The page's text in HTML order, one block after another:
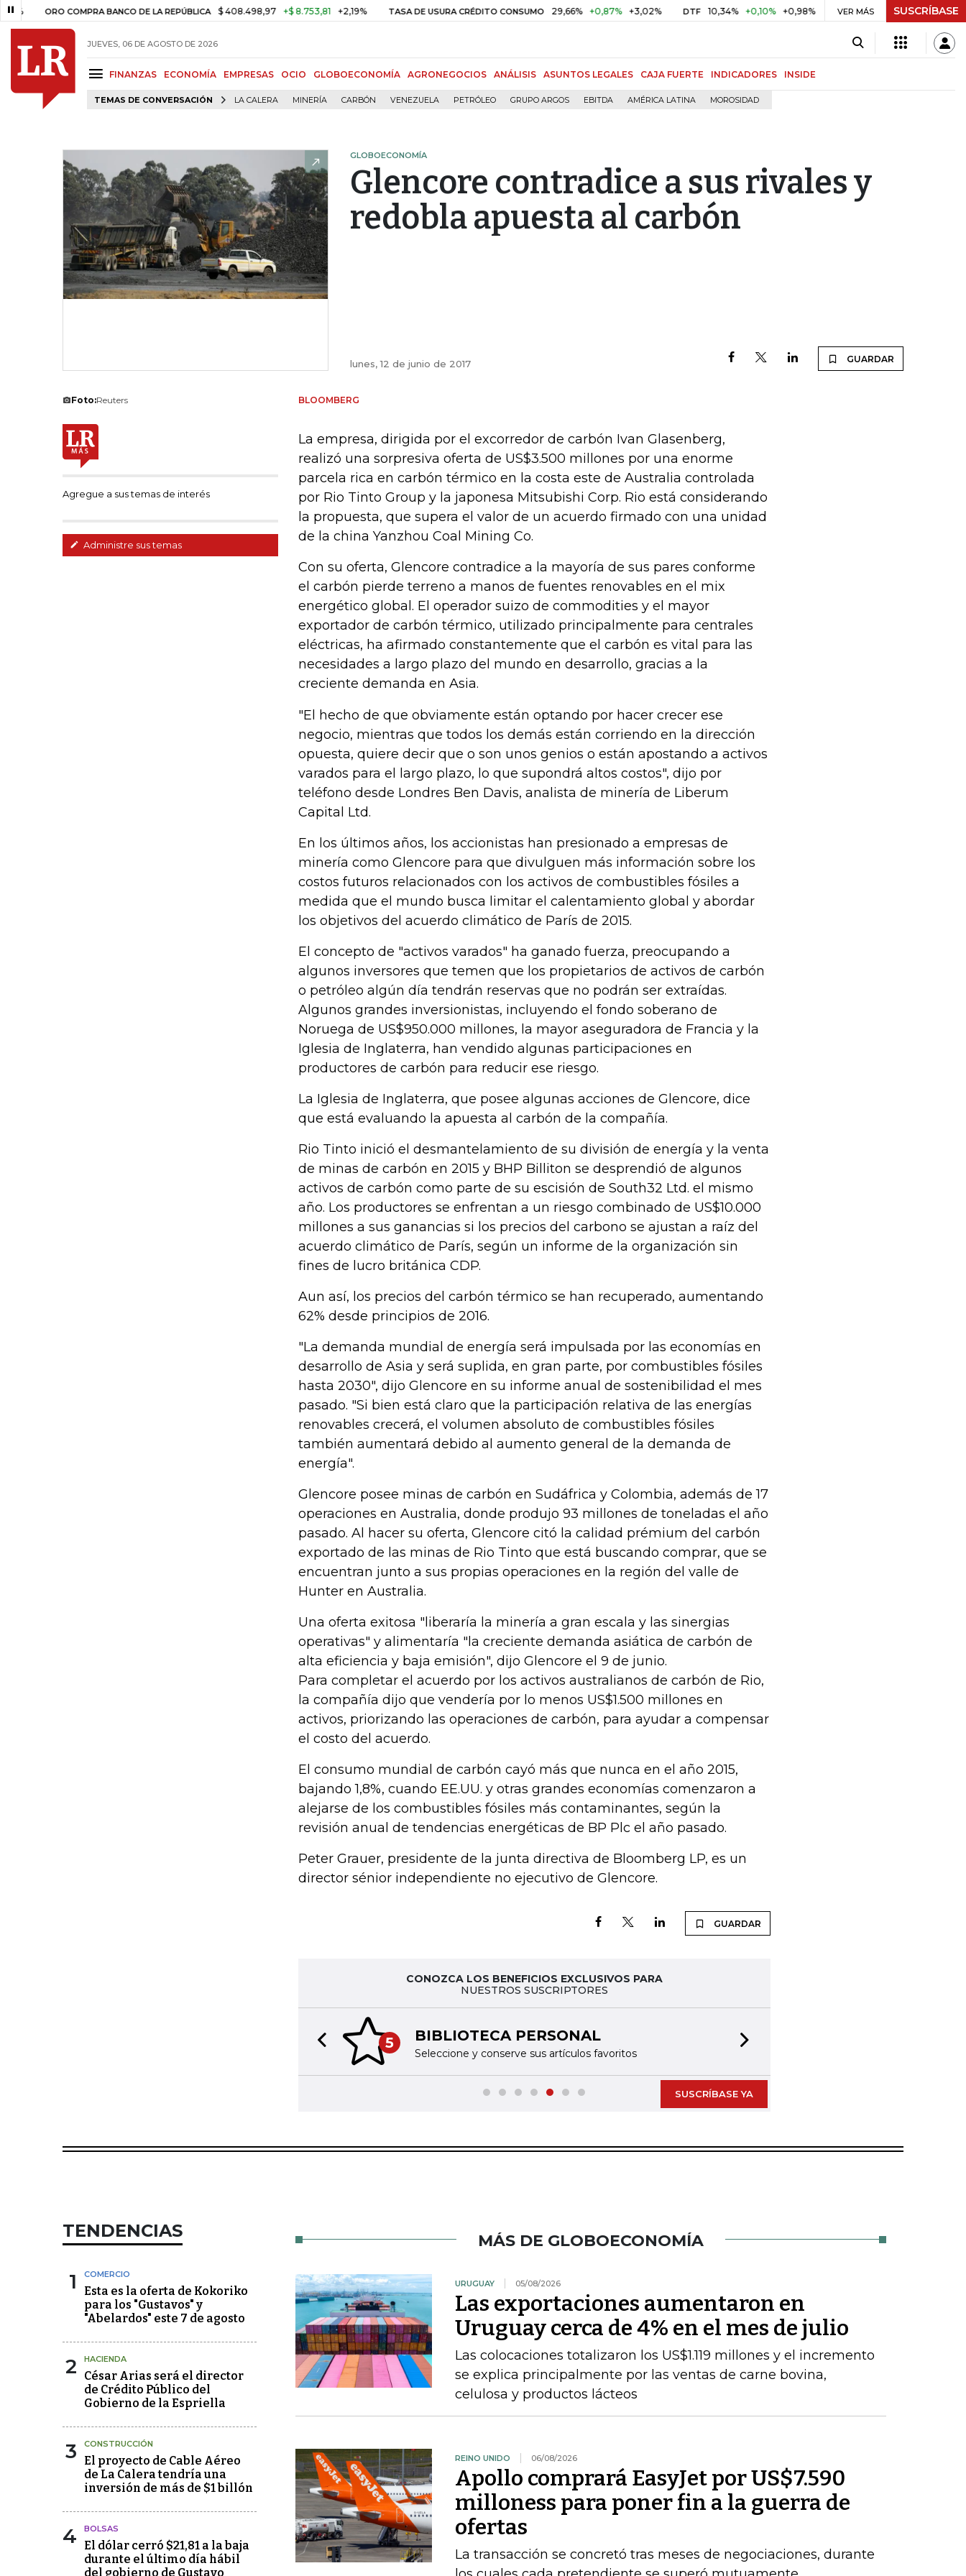
ORO COMPRA BANCO DE LA REPÚBLICA $ 408.498,97 +$ 8.753,81 +2,19% TASA DE USURA CRÉDITO CONSUMO 29,66% +0,87% +3,02% DTF 10,34% +0,10% +0,98% UVR $ 416,86 +$ 0,05 +0,01%
VER MÁS SUSCRÍBASE
JUEVES, 06 DE AGOSTO DE 2026
FINANZAS ECONOMÍA EMPRESAS OCIO GLOBOECONOMÍA AGRONEGOCIOS ANÁLISIS ASUNTOS LEGALES CAJA FUERTE INDICADORES INSIDE
TEMAS DE CONVERSACIÓN LA CALERA MINERÍA CARBÓN VENEZUELA PETRÓLEO GRUPO ARGOS EBITDA AMÉRICA LATINA MOROSIDAD
GLOBOECONOMÍA
Glencore contradice a sus rivales y
redobla apuesta al carbón
lunes, 12 de junio de 2017 GUARDAR
Foto:Reuters
Agregue a sus temas de interés
Administre sus temas
BLOOMBERG
La empresa, dirigida por el excorredor de carbón Ivan Glasenberg,
realizó una sorpresiva oferta de US$3.500 millones por una enorme
parcela rica en carbón térmico en la costa este de Australia controlada
por Rio Tinto Group y la japonesa Mitsubishi Corp. Rio está considerando
la propuesta, que supera el valor de un acuerdo firmado con una unidad
de la china Yanzhou Coal Mining Co.
Con su oferta, Glencore contradice a la mayoría de sus pares conforme
el carbón pierde terreno a manos de fuentes renovables en el mix
energético global. El operador suizo de commodities y el mayor
exportador de carbón térmico, utilizado principalmente para centrales
eléctricas, ha afirmado constantemente que el carbón es vital para las
necesidades a largo plazo del mundo en desarrollo, gracias a la
creciente demanda en Asia.
"El hecho de que obviamente están optando por hacer crecer ese
negocio, mientras que todos los demás están corriendo en la dirección
opuesta, quiere decir que o son unos genios o están apostando a activos
varados para el largo plazo, lo que supondrá altos costos", dijo por
teléfono desde Londres Ben Davis, analista de minería de Liberum
Capital Ltd.
En los últimos años, los accionistas han presionado a empresas de
minería como Glencore para que divulguen más información sobre los
costos futuros relacionados con los activos de combustibles fósiles a
medida que el mundo busca limitar el calentamiento global y abordar
los objetivos del acuerdo climático de París de 2015.
El concepto de "activos varados" ha ganado fuerza, preocupando a
algunos inversores que temen que los propietarios de activos de carbón
o petróleo algún día tendrán reservas que no podrán ser extraídas.
Algunos grandes inversionistas, incluyendo el fondo soberano de
Noruega de US$950.000 millones, la mayor aseguradora de Francia y la
Iglesia de Inglaterra, han vendido algunas participaciones en
productores de carbón para reducir ese riesgo.
La Iglesia de Inglaterra, que posee algunas acciones de Glencore, dice
que está evaluando la apuesta al carbón de la compañía.
Rio Tinto inició el desmantelamiento de su división de energía y la venta
de minas de carbón en 2015 y BHP Billiton se desprendió de algunos
activos de carbón como parte de su escisión de South32 Ltd. el mismo
año. Los productores se enfrentan a un riesgo combinado de US$10.000
millones a sus ganancias si los precios del carbono se ajustan a raíz del
acuerdo climático de París, según un informe de la organización sin
fines de lucro británica CDP.
Aun así, los precios del carbón térmico se han recuperado, aumentando
62% desde principios de 2016.
"La demanda mundial de energía será impulsada por las economías en
desarrollo de Asia y será suplida, en gran parte, por combustibles fósiles
hasta 2030", dijo Glencore en su informe anual de sostenibilidad el mes
pasado. "Si bien está claro que la participación relativa de las energías
renovables crecerá, el volumen absoluto de combustibles fósiles
también aumentará debido al aumento general de la demanda de
energía".
Glencore posee minas de carbón en Sudáfrica y Colombia, además de 17
operaciones en Australia, donde produjo 93 millones de toneladas el año
pasado. Al hacer su oferta, Glencore citó la calidad prémium del carbón
exportado de las minas de Rio Tinto que está buscando comprar, que se
encuentran junto a sus propias operaciones en la región del valle de
Hunter en Australia.
Una oferta exitosa "liberaría la minería a gran escala y las sinergias
operativas" y alimentaría "la creciente demanda asiática de carbón de
alta eficiencia y baja emisión", dijo Glencore el 9 de junio.
Para completar el acuerdo por los activos australianos de carbón de Rio,
la compañía dijo que vendería por lo menos US$1.500 millones en
activos, priorizando las operaciones de carbón, para ayudar a compensar
el costo del acuerdo.
El consumo mundial de carbón cayó más que nunca en el año 2015,
bajando 1,8%, cuando EE.UU. y otras grandes economías comenzaron a
alejarse de los combustibles fósiles más contaminantes, según la
revisión anual de tendencias energéticas de BP Plc el año pasado.
Peter Grauer, presidente de la junta directiva de Bloomberg LP, es un
director sénior independiente no ejecutivo de Glencore.
GUARDAR
CONOZCA LOS BENEFICIOS EXCLUSIVOS PARA
NUESTROS SUSCRIPTORES
5 BIBLIOTECA PERSONAL
Seleccione y conserve sus artículos favoritos
Previous slide
SUSCRÍBASE YA
TENDENCIAS
1 COMERCIO
Esta es la oferta de Kokoriko
para los "Gustavos" y
"Abelardos" este 7 de agosto
2 HACIENDA
César Arias será el director
de Crédito Público del
Gobierno de la Espriella
3 CONSTRUCCIÓN
El proyecto de Cable Aéreo
de La Calera tendría una
inversión de más de $1 billón
4 BOLSAS
El dólar cerró $21,81 a la baja
durante el último día hábil
del gobierno de Gustavo
MÁS DE GLOBOECONOMÍA
URUGUAY 05/08/2026
Las exportaciones aumentaron en
Uruguay cerca de 4% en el mes de julio
Las colocaciones totalizaron los US$1.119 millones y el incremento
se explica principalmente por las ventas de carne bovina,
celulosa y productos lácteos
REINO UNIDO 06/08/2026
Apollo comprará EasyJet por US$7.590
milloness para poner fin a la guerra de
ofertas
La transacción se concretó tras meses de negociaciones, durante